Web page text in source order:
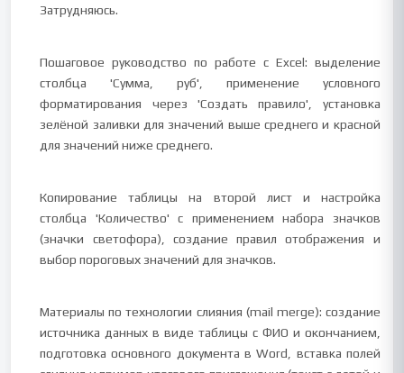
Затрудняюсь.
Пошаговое руководство по работе с Excel: выделение
столбца 'Сумма, руб', применение условного
форматирования через 'Создать правило', установка
зелёной заливки для значений выше среднего и красной
для значений ниже среднего.
Копирование таблицы на второй лист и настройка
столбца 'Количество' с применением набора значков
(значки светофора), создание правил отображения и
выбор пороговых значений для значков.
Материалы по технологии слияния (mail merge): создание
источника данных в виде таблицы с ФИО и окончанием,
подготовка основного документа в Word, вставка полей